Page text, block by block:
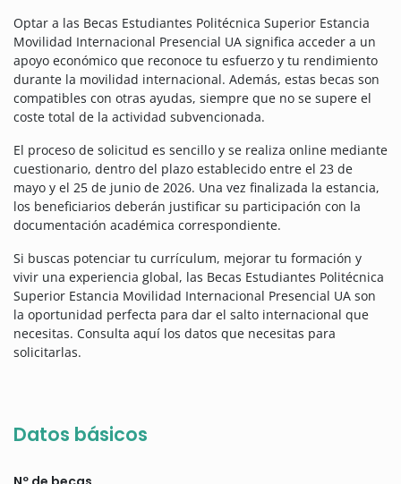
Optar a las Becas Estudiantes Politécnica Superior Estancia
Movilidad Internacional Presencial UA significa acceder a un
apoyo económico que reconoce tu esfuerzo y tu rendimiento
durante la movilidad internacional. Además, estas becas son
compatibles con otras ayudas, siempre que no se supere el
coste total de la actividad subvencionada.
El proceso de solicitud es sencillo y se realiza online mediante
cuestionario, dentro del plazo establecido entre el 23 de
mayo y el 25 de junio de 2026. Una vez finalizada la estancia,
los beneficiarios deberán justificar su participación con la
documentación académica correspondiente.
Si buscas potenciar tu currículum, mejorar tu formación y
vivir una experiencia global, las Becas Estudiantes Politécnica
Superior Estancia Movilidad Internacional Presencial UA son
la oportunidad perfecta para dar el salto internacional que
necesitas. Consulta aquí los datos que necesitas para
solicitarlas.
Datos básicos